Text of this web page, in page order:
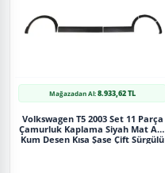
Mağazadan Al:8.933,62 TL
Volkswagen T5 2003 Set 11 Parça
Çamurluk Kaplama Siyah Mat Asa
Kum Desen Kısa Şase Çift Sürgülü